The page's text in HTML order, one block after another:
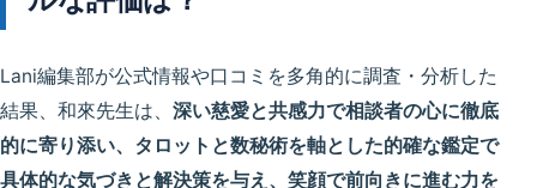
Lani編集部が公式情報や口コミを多角的に調査・分析した
結果、和來先生は、 深い慈愛と共感力で相談者の心に徹底
的に寄り添い、タロットと数秘術を軸とした的確な鑑定で
具体的な気づきと解決策を与え、笑顔で前向きに進む力を